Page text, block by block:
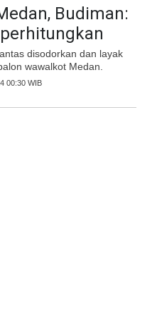
Budiman:
disodorkan dan layak
wawalkot Medan.
00:30 WIB